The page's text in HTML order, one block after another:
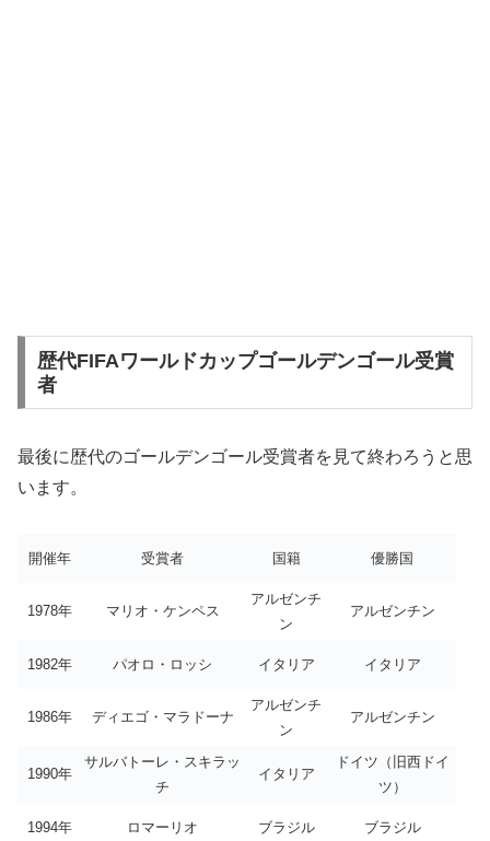
歴代FIFAワールドカップゴールデンゴール受賞
者
最後に歴代のゴールデンゴール受賞者を見て終わろうと思
います。
開催年 受賞者 国籍 優勝国
1978年 マリオ・ケンペス
アルゼンチ
ン
アルゼンチン
1982年 パオロ・ロッシ イタリア イタリア
1986年 ディエゴ・マラドーナ
アルゼンチ
ン
アルゼンチン
1990年
サルバトーレ・スキラッ
チ
イタリア
ドイツ（旧西ドイ
ツ）
1994年 ロマーリオ ブラジル ブラジル